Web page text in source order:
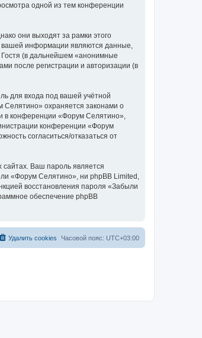
одной из тем конференции
они выходят за рамки этого
вашей информации являются данные,
(в дальнейшем «анонимные
после регистрации и авторизации (в
для входа под вашей учётной
охраняется законами о
в конференции «Форум Селятино»,
конференции «Форум
согласиться/отказаться от
Ваш пароль является
«Форум Селятино», ни phpBB Limited,
восстановления пароля «Забыли
обеспечение phpBB
Часовой пояс: UTC+03:00
Удалить cookies